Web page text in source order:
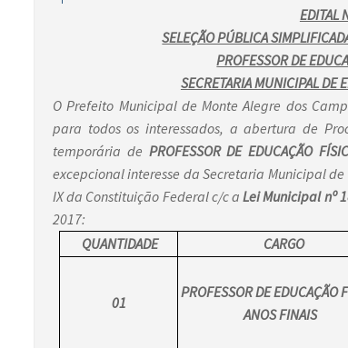
EDITAL
SELEÇÃO PÚBLICA
PROFESSOR DE
SECRETARIA MUNICIPAL DE
O Prefeito Municipal de Monte Alegre dos
para todos os interessados, a abertura de
temporária de PROFESSOR DE EDUCAÇÃO
excepcional interesse da Secretaria Municipal
IX da Constituição Federal c/c aLei Municipal nº
2017:
QUANTIDADE
CARGO
01
PROFESSOR DE EDUCAÇÃO
ANOS FINAIS